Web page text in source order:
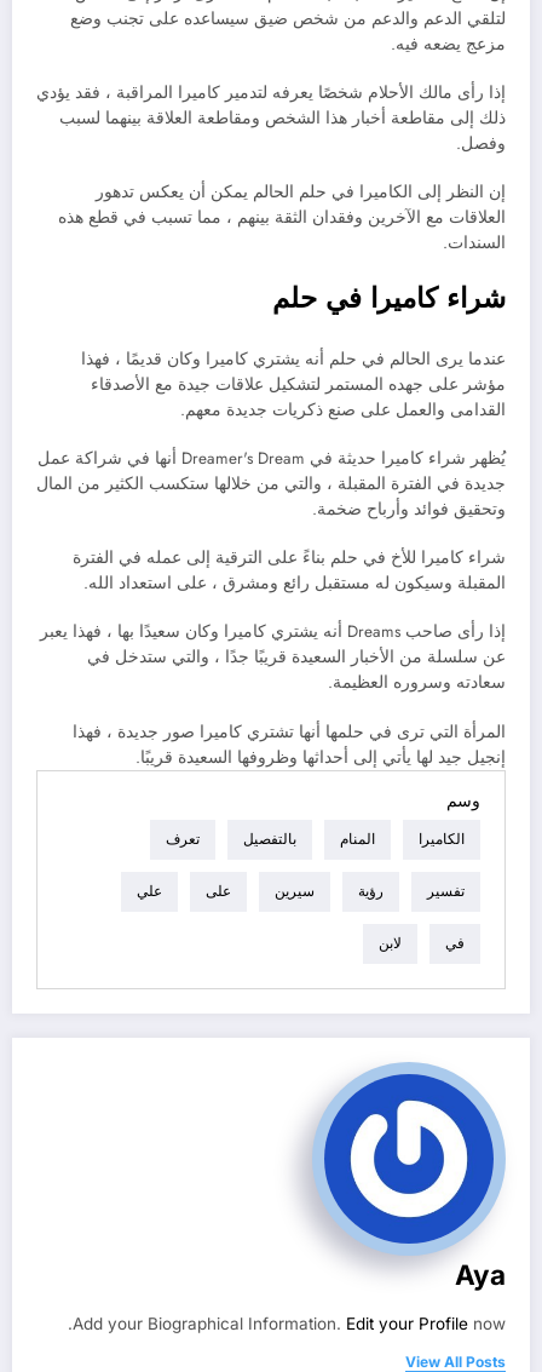
لتلقي الدعم والدعم من شخص ضيق سيساعده على تجنب وضع
مزعج يضعه فيه.
إذا رأى مالك الأحلام شخصًا يعرفه لتدمير كاميرا المراقبة ، فقد يؤدي
ذلك إلى مقاطعة أخبار هذا الشخص ومقاطعة العلاقة بينهما لسبب
وفصل.
إن النظر إلى الكاميرا في حلم الحالم يمكن أن يعكس تدهور
العلاقات مع الآخرين وفقدان الثقة بينهم ، مما تسبب في قطع هذه
السندات.
شراء كاميرا في حلم
عندما يرى الحالم في حلم أنه يشتري كاميرا وكان قديمًا ، فهذا
مؤشر على جهده المستمر لتشكيل علاقات جيدة مع الأصدقاء
القدامى والعمل على صنع ذكريات جديدة معهم.
يُظهر شراء كاميرا حديثة في Dreamer's Dream أنها في شراكة عمل
جديدة في الفترة المقبلة ، والتي من خلالها ستكسب الكثير من المال
وتحقيق فوائد وأرباح ضخمة.
شراء كاميرا للأخ في حلم بناءً على الترقية إلى عمله في الفترة
المقبلة وسيكون له مستقبل رائع ومشرق ، على استعداد الله.
إذا رأى صاحب Dreams أنه يشتري كاميرا وكان سعيدًا بها ، فهذا يعبر
عن سلسلة من الأخبار السعيدة قريبًا جدًا ، والتي ستدخل في
سعادته وسروره العظيمة.
المرأة التي ترى في حلمها أنها تشتري كاميرا صور جديدة ، فهذا
إنجيل جيد لها يأتي إلى أحداثها وظروفها السعيدة قريبًا.
وسم
الكاميرا المنام بالتفصيل تعرف
تفسير رؤية سيرين على علي
في لابن
Aya
Add your Biographical Information. Edit your Profile now.
View All Posts